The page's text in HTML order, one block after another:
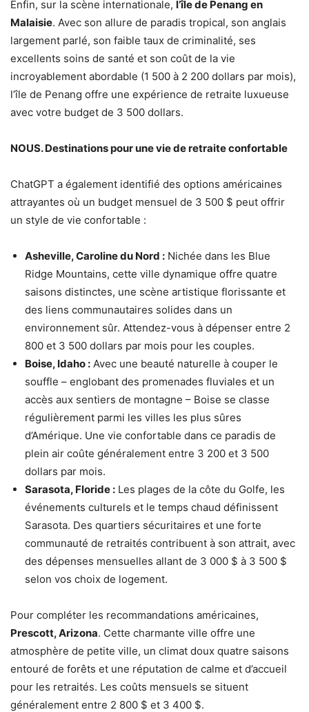
Enfin, sur la scène internationale, l’île de Penang en
Malaisie. Avec son allure de paradis tropical, son anglais
largement parlé, son faible taux de criminalité, ses
excellents soins de santé et son coût de la vie
incroyablement abordable (1 500 à 2 200 dollars par mois),
l’île de Penang offre une expérience de retraite luxueuse
avec votre budget de 3 500 dollars.
NOUS. Destinations pour une vie de retraite confortable
ChatGPT a également identifié des options américaines
attrayantes où un budget mensuel de 3 500 $ peut offrir
un style de vie confortable :
Asheville, Caroline du Nord : Nichée dans les Blue
Ridge Mountains, cette ville dynamique offre quatre
saisons distinctes, une scène artistique florissante et
des liens communautaires solides dans un
environnement sûr. Attendez-vous à dépenser entre 2
800 et 3 500 dollars par mois pour les couples.
Boise, Idaho : Avec une beauté naturelle à couper le
souffle – englobant des promenades fluviales et un
accès aux sentiers de montagne – Boise se classe
régulièrement parmi les villes les plus sûres
d’Amérique. Une vie confortable dans ce paradis de
plein air coûte généralement entre 3 200 et 3 500
dollars par mois.
Sarasota, Floride : Les plages de la côte du Golfe, les
événements culturels et le temps chaud définissent
Sarasota. Des quartiers sécuritaires et une forte
communauté de retraités contribuent à son attrait, avec
des dépenses mensuelles allant de 3 000 $ à 3 500 $
selon vos choix de logement.
Pour compléter les recommandations américaines,
Prescott, Arizona. Cette charmante ville offre une
atmosphère de petite ville, un climat doux quatre saisons
entouré de forêts et une réputation de calme et d’accueil
pour les retraités. Les coûts mensuels se situent
généralement entre 2 800 $ et 3 400 $.